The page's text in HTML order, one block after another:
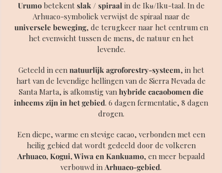
Urumobetekent slak / spiraalin de Ikʉ/Iku-taal. In de
Arhuaco-symboliek verwijst de spiraal naar de
universele beweging, de terugkeer naar het centrum en
het evenwicht tussen de mens, de natuur en het
levende.
Geteeld in een natuurlijk agroforestry-systeem, in het
hart van de levendige hellingen van de Sierra Nevada de
Santa Marta, is afkomstig van hybride cacaobomen die
inheems zijn in het gebied. 6 dagen fermentatie, 8 dagen
drogen.
Een diepe, warme en stevige cacao, verbonden met een
heilig gebied dat wordt gedeeld door de volkeren
Arhuaco, Kogui, Wiwa en Kankuamo, en meer bepaald
verbouwd in Arhuaco-gebied.